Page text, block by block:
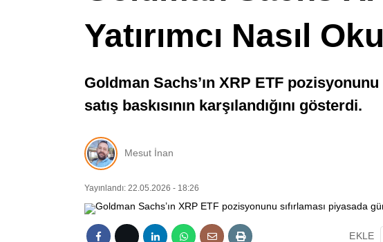
Yatırımcı Nasıl
Goldman Sachs’ın XRP ETF
satış baskısının karşılandığını gösterdi.
Mesut İnan
Yayınlandı: 22.05.2026 - 18:26
EKLE